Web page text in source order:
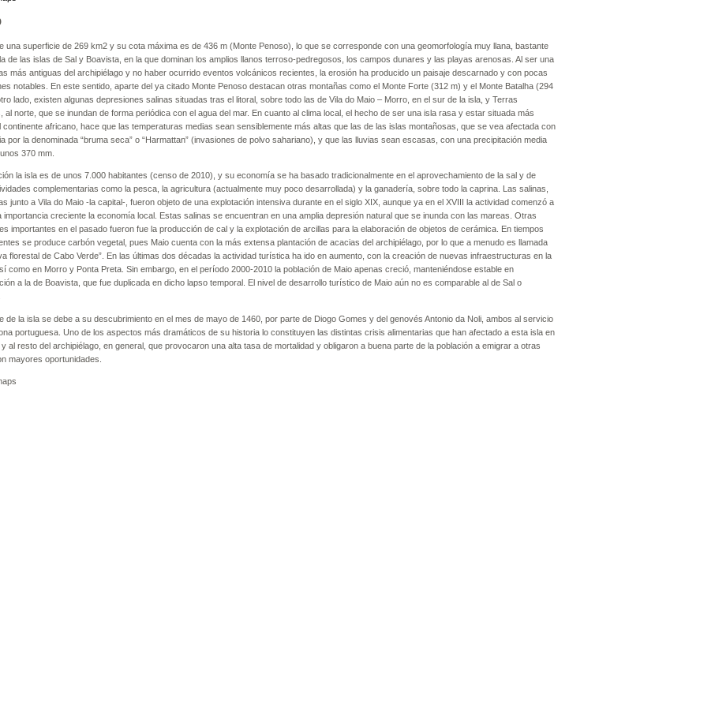
una superficie de 269 km2 y su cota máxima es de 436 m (Monte Penoso), lo que se corresponde con una geomorfología muy llana, bastante
de las islas de Sal y Boavista, en la que dominan los amplios llanos terroso-pedregosos, los campos dunares y las playas arenosas. Al ser una
más antiguas del archipiélago y no haber ocurrido eventos volcánicos recientes, la erosión ha producido un paisaje descarnado y con pocas
notables. En este sentido, aparte del ya citado Monte Penoso destacan otras montañas como el Monte Forte (312 m) y el Monte Batalha (294
lado, existen algunas depresiones salinas situadas tras el litoral, sobre todo las de Vila do Maio – Morro, en el sur de la isla, y Terras
al norte, que se inundan de forma periódica con el agua del mar. En cuanto al clima local, el hecho de ser una isla rasa y estar situada más
continente africano, hace que las temperaturas medias sean sensiblemente más altas que las de las islas montañosas, que se vea afectada con
por la denominada “bruma seca” o “Harmattan” (invasiones de polvo sahariano), y que las lluvias sean escasas, con una precipitación media
370 mm.
la isla es de unos 7.000 habitantes (censo de 2010), y su economía se ha basado tradicionalmente en el aprovechamiento de la sal y de
complementarias como la pesca, la agricultura (actualmente muy poco desarrollada) y la ganadería, sobre todo la caprina. Las salinas,
junto a Vila do Maio -la capital-, fueron objeto de una explotación intensiva durante en el siglo XIX, aunque ya en el XVIII la actividad comenzó a
importancia creciente la economía local. Estas salinas se encuentran en una amplia depresión natural que se inunda con las mareas. Otras
importantes en el pasado fueron fue la producción de cal y la explotación de arcillas para la elaboración de objetos de cerámica. En tiempos
se produce carbón vegetal, pues Maio cuenta con la más extensa plantación de acacias del archipiélago, por lo que a menudo es llamada
florestal de Cabo Verde”. En las últimas dos décadas la actividad turística ha ido en aumento, con la creación de nuevas infraestructuras en la
como en Morro y Ponta Preta. Sin embargo, en el período 2000-2010 la población de Maio apenas creció, manteniéndose estable en
a la de Boavista, que fue duplicada en dicho lapso temporal. El nivel de desarrollo turístico de Maio aún no es comparable al de Sal o
de la isla se debe a su descubrimiento en el mes de mayo de 1460, por parte de Diogo Gomes y del genovés Antonio da Noli, ambos al servicio
portuguesa. Uno de los aspectos más dramáticos de su historia lo constituyen las distintas crisis alimentarias que han afectado a esta isla en
al resto del archipiélago, en general, que provocaron una alta tasa de mortalidad y obligaron a buena parte de la población a emigrar a otras
mayores oportunidades.